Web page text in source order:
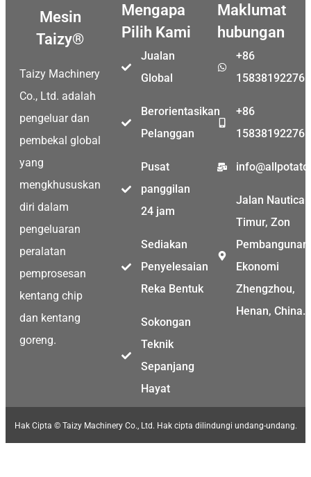
Mesin
Taizy®
Taizy Machinery
Co., Ltd. adalah
pengeluar dan
pembekal global
yang
mengkhususkan
diri dalam
pengeluaran
peralatan
pemprosesan
kentang chip
dan kentang
goreng.
Mengapa
Pilih Kami
Jualan
Global
Berorientasikan
Pelanggan
Pusat
panggilan
24 jam
Sediakan
Penyelesaian
Reka Bentuk
Sokongan
Teknik
Sepanjang
Hayat
Maklumat
hubungan
+86
15838192276
+86
15838192276
Jalan Nautical
Timur, Zon
Pembangunan
Ekonomi
Zhengzhou,
Henan, China.
Hak Cipta © Taizy Machinery Co., Ltd. Hak cipta dilindungi undang-undang.